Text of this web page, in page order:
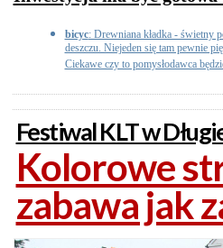
bicyc: Drewniana kładka - świetny
deszczu. Niejeden się tam pewnie
Ciekawe czy to pomysłodawca
Festiwal KLT w
Kolorowe
zabawa jak